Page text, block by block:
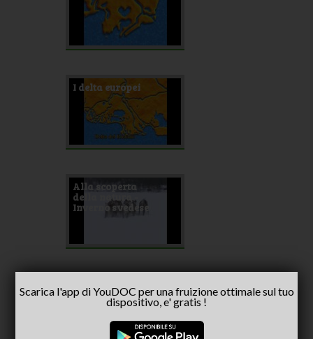
I delta europei
Alla scoperta
della natura -
Inverno svedese
Natura italiana -
Nell'acqua alla
scoperta della
Scarica l'app di YouDOC per una fruizione ottimale sul tuo
dispositivo, e' gratis !